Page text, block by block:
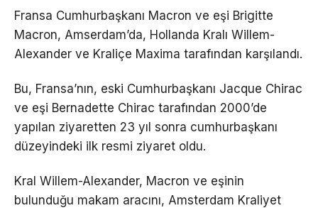
Fransa Cumhurbaşkanı Macron ve eşi Brigitte
Macron, Amserdam’da, Hollanda Kralı Willem-
Alexander ve Kraliçe Maxima tarafından karşılandı.
Bu, Fransa’nın, eski Cumhurbaşkanı Jacque Chirac
ve eşi Bernadette Chirac tarafından 2000’de
yapılan ziyaretten 23 yıl sonra cumhurbaşkanı
düzeyindeki ilk resmi ziyaret oldu.
Kral Willem-Alexander, Macron ve eşinin
bulunduğu makam aracını, Amsterdam Kraliyet